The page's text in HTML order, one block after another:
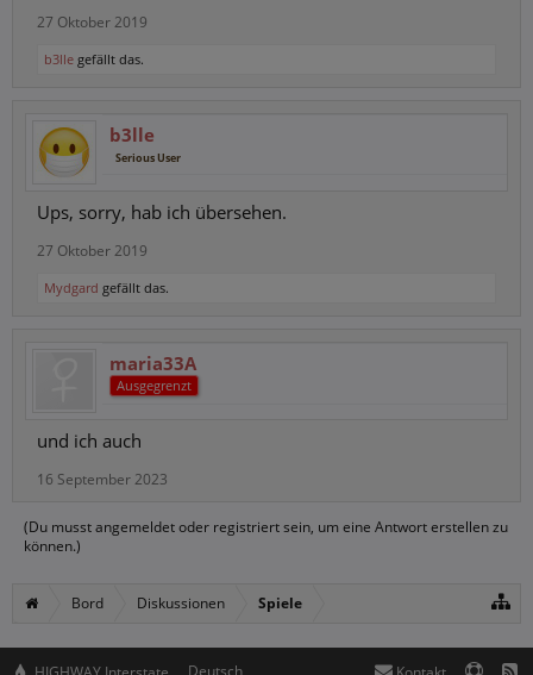
27 Oktober 2019
b3lle gefällt das.
b3lle
Serious User
Ups, sorry, hab ich übersehen.
27 Oktober 2019
Mydgard gefällt das.
maria33A
Ausgegrenzt
und ich auch
16 September 2023
(Du musst angemeldet oder registriert sein, um eine Antwort erstellen zu
können.)
Bord Diskussionen Spiele
Deutsch